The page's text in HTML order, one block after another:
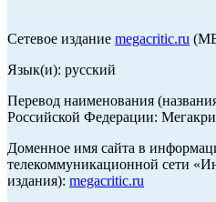
Сетевое издание megacritic.ru
Язык(и): русский
Перевод наименования
Российской Федерации:
Доменное имя сайта в
телекоммуникационной сети
издания): megacritic.ru